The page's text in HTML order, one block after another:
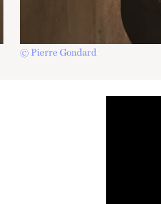
© Pierre Gondard